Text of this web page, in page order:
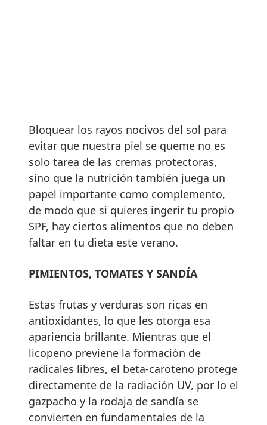
Bloquear los rayos nocivos del sol para
evitar que nuestra piel se queme no es
solo tarea de las cremas protectoras,
sino que la nutrición también juega un
papel importante como complemento,
de modo que si quieres ingerir tu propio
SPF, hay ciertos alimentos que no deben
faltar en tu dieta este verano.
PIMIENTOS, TOMATES Y SANDÍA
Estas frutas y verduras son ricas en
antioxidantes, lo que les otorga esa
apariencia brillante. Mientras que el
licopeno previene la formación de
radicales libres, el beta-caroteno protege
directamente de la radiación UV, por lo el
gazpacho y la rodaja de sandía se
convierten en fundamentales de la